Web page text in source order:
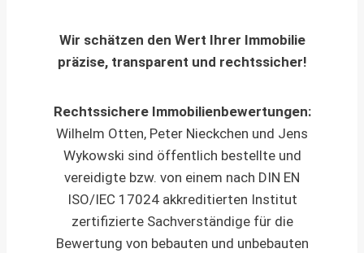
Wir schätzen den Wert Ihrer Immobilie
präzise, transparent und rechtssicher!
Rechtssichere Immobilienbewertungen:
Wilhelm Otten, Peter Nieckchen und Jens
Wykowski sind öffentlich bestellte und
vereidigte bzw. von einem nach DIN EN
ISO/IEC 17024 akkreditierten Institut
zertifizierte Sachverständige für die
Bewertung von bebauten und unbebauten